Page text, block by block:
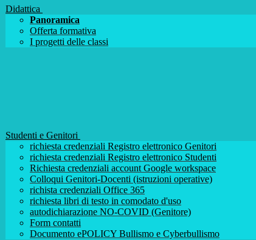
Didattica
Panoramica
Offerta formativa
I progetti delle classi
Studenti e Genitori
richiesta credenziali Registro elettronico Genitori
richiesta credenziali Registro elettronico Studenti
Richiesta credenziali account Google workspace
Colloqui Genitori-Docenti (istruzioni operative)
richista credenziali Office 365
richiesta libri di testo in comodato d'uso
autodichiarazione NO-COVID (Genitore)
Form contatti
Documento ePOLICY Bullismo e Cyberbullismo